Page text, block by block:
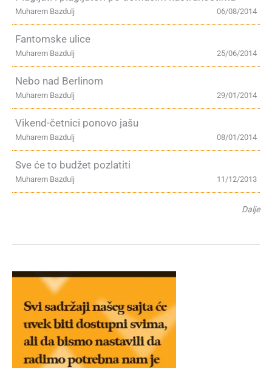
06/08/2014
Muharem Bazdulj
Fantomske ulice
25/06/2014
Muharem Bazdulj
Nebo nad Berlinom
29/01/2014
Muharem Bazdulj
Vikend-četnici ponovo jašu
08/01/2014
Muharem Bazdulj
Sve će to budžet pozlatiti
11/12/2013
Muharem Bazdulj
Dalje